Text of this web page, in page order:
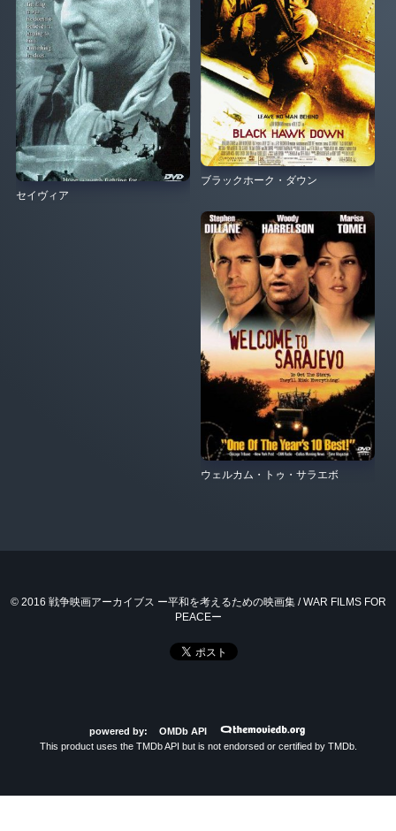
ブラックホーク・ダウン
セイヴィア
ウェルカム・トゥ・サラエボ
© 2016 戦争映画アーカイブス ー平和を考えるための映画集 / WAR FILMS FOR
PEACEー
powered by:
OMDb API
This product uses the TMDb API but is not endorsed or certified by TMDb.